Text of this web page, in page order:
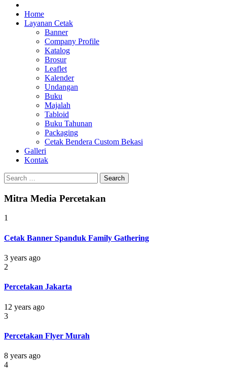
Goe Media Percetakan | 0822-4439-5599 (Call/WA)
0822-4439-5599 (Call/WA) Percetakan jasa cetak banner buku yasin
invoice kartu nama label map nota spanduk stiker undangan
pernikahan murah online 24 jam
Home
Layanan Cetak
Banner
Company Profile
Katalog
Brosur
Leaflet
Kalender
Undangan
Buku
Majalah
Tabloid
Buku Tahunan
Packaging
Cetak Bendera Custom Bekasi
Galleri
Kontak
Search
for:
Mitra Media Percetakan
1
Cetak Banner Spanduk Family Gathering
3 years ago
2
Percetakan Jakarta
12 years ago
3
Percetakan Flyer Murah
8 years ago
4